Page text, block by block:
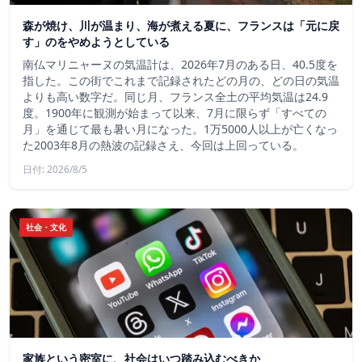
森が焼け、川が温まり、海が煮える夏に、フランスは「元に戻
す」のをやめようとしている
南仏マリニャーヌの気温計は、2026年7月のある日、40.5度を
指した。この街でこれまで記録されたどの月の、どの日の気温
よりも高い数字だ。同じ月、フランス全土の平均気温は24.9
度。1900年に観測が始まって以来、7月に限らず「すべての
月」を通じて最も暑い月になった。1万5000人以上が亡くなっ
た2003年8月の熱波の記録さえ、今回は上回っている。
日付: 2026/8/5
社会・文化
家族という密室に、社会はいつ踏み込むべきか